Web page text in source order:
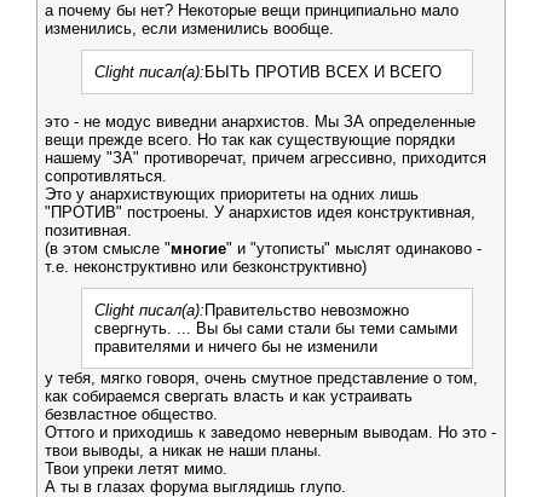
а почему бы нет? Некоторые вещи принципиально мало
изменились, если изменились вообще.
Clight писал(а): БЫТЬ ПРОТИВ ВСЕХ И ВСЕГО
это - не модус виведни анархистов. Мы ЗА определенные
вещи прежде всего. Но так как существующие порядки
нашему "ЗА" противоречат, причем агрессивно, приходится
сопротивляться.
Это у анархиствующих приоритеты на одних лишь
"ПРОТИВ" построены. У анархистов идея конструктивная,
позитивная.
(в этом смысле "многие" и "утописты" мыслят одинаково -
т.е. неконструктивно или безконструктивно)
Clight писал(а): Правительство невозможно
свергнуть. ... Вы бы сами стали бы теми самыми
правителями и ничего бы не изменили
у тебя, мягко говоря, очень смутное представление о том,
как собираемся свергать власть и как устраивать
безвластное общество.
Оттого и приходишь к заведомо неверным выводам. Но это -
твои выводы, а никак не наши планы.
Твои упреки летят мимо.
А ты в глазах форума выглядишь глупо.